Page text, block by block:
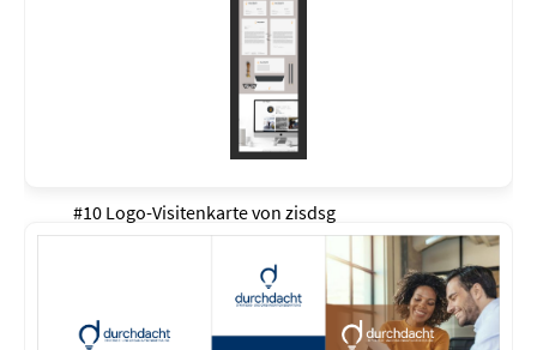
#10 Logo-Visitenkarte von zisdsg